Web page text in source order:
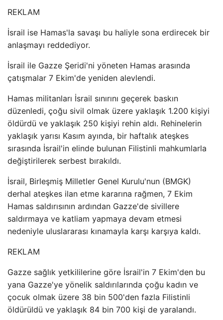
REKLAM
İsrail ise Hamas'la savaşı bu haliyle sona erdirecek bir
anlaşmayı reddediyor.
İsrail ile Gazze Şeridi'ni yöneten Hamas arasında
çatışmalar 7 Ekim'de yeniden alevlendi.
Hamas militanları İsrail sınırını geçerek baskın
düzenledi, çoğu sivil olmak üzere yaklaşık 1.200 kişiyi
öldürdü ve yaklaşık 250 kişiyi rehin aldı. Rehinelerin
yaklaşık yarısı Kasım ayında, bir haftalık ateşkes
sırasında İsrail'in elinde bulunan Filistinli mahkumlarla
değiştirilerek serbest bırakıldı.
İsrail, Birleşmiş Milletler Genel Kurulu'nun (BMGK)
derhal ateşkes ilan etme kararına rağmen, 7 Ekim
Hamas saldırısının ardından Gazze'de sivillere
saldırmaya ve katliam yapmaya devam etmesi
nedeniyle uluslararası kınamayla karşı karşıya kaldı.
REKLAM
Gazze sağlık yetkililerine göre İsrail'in 7 Ekim'den bu
yana Gazze'ye yönelik saldırılarında çoğu kadın ve
çocuk olmak üzere 38 bin 500'den fazla Filistinli
öldürüldü ve yaklaşık 84 bin 700 kişi de yaralandı.